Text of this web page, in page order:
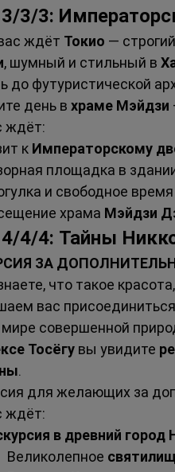
3/3:
ждёт Токио —
, шумный и стильный в
до футуристической
день в храме Мэйдзи
ждёт:
к Императорскому
площадка в
и свободное
храма Мэйдзи
4/4: Тайны
ЗА
что такое
вас
совершенной
Тосёгу вы увидите
.
для желающих за
ждёт:
в древний город
Великолепное